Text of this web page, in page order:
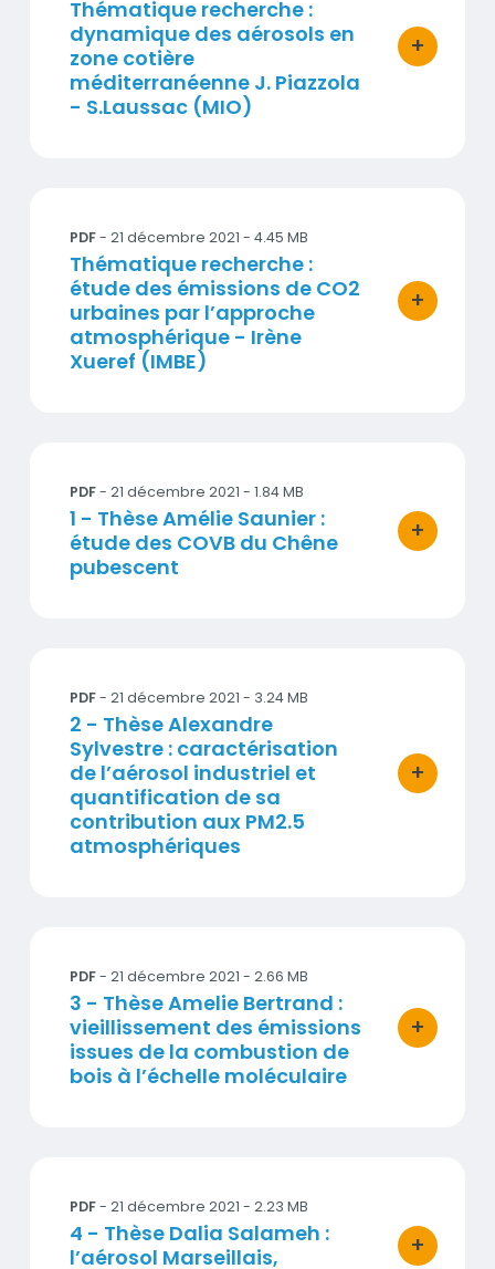
Titre
Thématique recherche :
dynamique des aérosols en
zone cotière
méditerranéenne J. Piazzola
- S.Laussac (MIO)
+
bouton
PDF- 21 décembre 2021 - 4.45 MB
Titre
Thématique recherche :
étude des émissions de CO2
urbaines par l’approche
atmosphérique - Irène
Xueref (IMBE)
+
bouton
PDF- 21 décembre 2021 - 1.84 MB
Titre
1 - Thèse Amélie Saunier :
étude des COVB du Chêne
pubescent
+
bouton
PDF- 21 décembre 2021 - 3.24 MB
Titre
2 - Thèse Alexandre
Sylvestre : caractérisation
de l’aérosol industriel et
quantification de sa
contribution aux PM2.5
atmosphériques
+
bouton
PDF- 21 décembre 2021 - 2.66 MB
Titre
3 - Thèse Amelie Bertrand :
vieillissement des émissions
issues de la combustion de
bois à l’échelle moléculaire
+
bouton
PDF- 21 décembre 2021 - 2.23 MB
Titre
4 - Thèse Dalia Salameh :
l’aérosol Marseillais,
+
bouton